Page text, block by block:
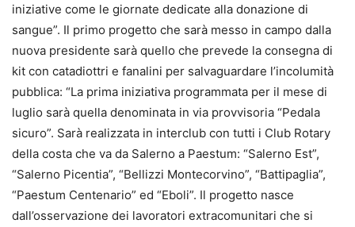
iniziative come le giornate dedicate alla donazione di
sangue”. Il primo progetto che sarà messo in campo dalla
nuova presidente sarà quello che prevede la consegna di
kit con catadiottri e fanalini per salvaguardare l’incolumità
pubblica: “La prima iniziativa programmata per il mese di
luglio sarà quella denominata in via provvisoria “Pedala
sicuro”. Sarà realizzata in interclub con tutti i Club Rotary
della costa che va da Salerno a Paestum: “Salerno Est”,
“Salerno Picentia”, “Bellizzi Montecorvino”, “Battipaglia”,
“Paestum Centenario” ed “Eboli”. Il progetto nasce
dall’osservazione dei lavoratori extracomunitari che si